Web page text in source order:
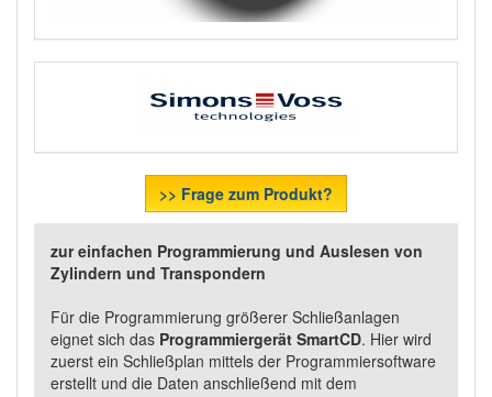
>> Frage zum Produkt?
zur einfachen Programmierung und Auslesen von
Zylindern und Transpondern
Für die Programmierung größerer Schließanlagen
eignet sich das Programmiergerät SmartCD. Hier wird
zuerst ein Schließplan mittels der Programmiersoftware
erstellt und die Daten anschließend mit dem